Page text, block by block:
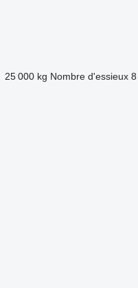
25 000 kg Nombre d'essieux 8